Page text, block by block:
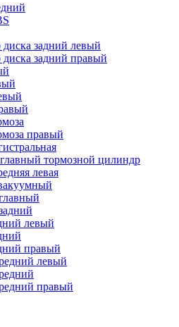
задний левый
задний правый
правый
тормозной цилиндр
левая
левый
правый
левый
правый